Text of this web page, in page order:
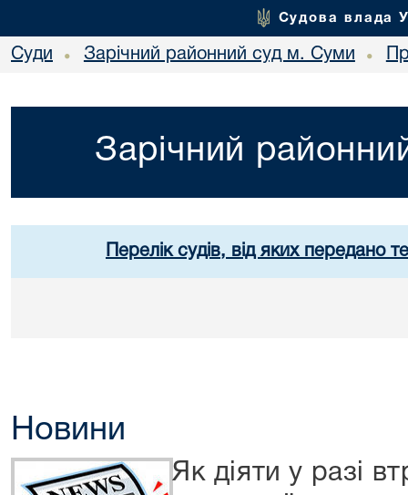
Судова влада
Суди • Зарічний районний суд м. Суми •
Зарічний
Перелік судів, від яких передано
Новини
Як діяти у разі